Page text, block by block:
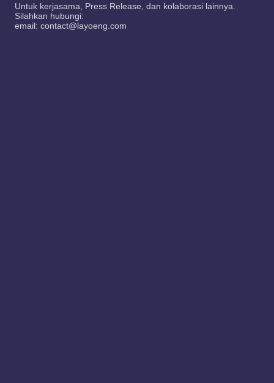
Untuk kerjasama, Press Release, dan kolaborasi lainnya.
Silahkan hubungi:
email: contact@layoeng.com